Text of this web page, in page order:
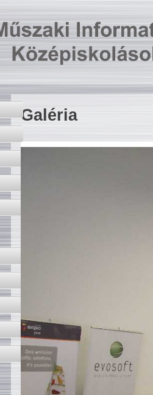
Galéria